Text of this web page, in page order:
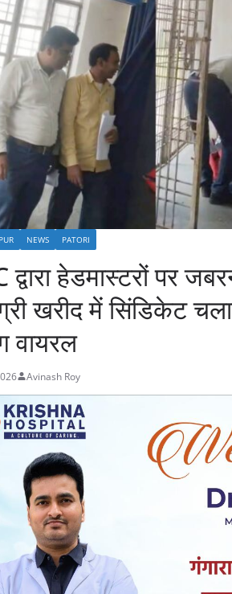
NEWS PATORI
द्वारा हेडमास्टरों पर
खरीद में सिंडिकेट
वायरल
Avinash Roy